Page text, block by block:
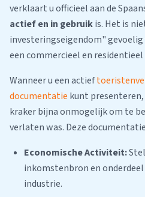
verklaart u officieel aan de
actief en in gebruikis. Het is
investeringseigendom"
een commercieel en residentieel
Wanneer u een actief
documentatie kunt
kraker bijna onmogelijk om te
verlaten was. Deze
Economische Activiteit:
inkomstenbron en
industrie.